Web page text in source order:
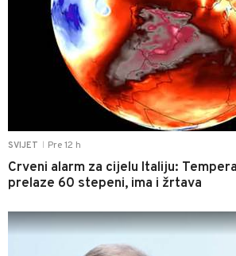
SVIJET Pre 12 h
Crveni alarm za cijelu Italiju:
prelaze 60 stepeni, ima i žrtava